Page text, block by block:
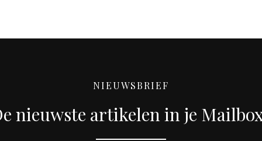
NIEUWSBRIEF
nieuwste artikelen in je